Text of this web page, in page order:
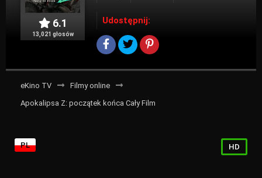
6.1
13,021 głosów
Udostępnij:
eKino TV
Filmy online
Apokalipsa Z: początek końca Cały Film
PL HD